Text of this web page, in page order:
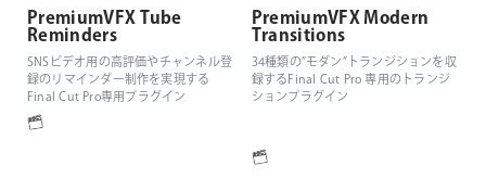
PremiumVFX Tube
Reminders
SNSビデオ用の高評価やチャンネル登
録のリマインダー制作を実現する
Final Cut Pro専用プラグイン
PremiumVFX Modern
Transitions
34種類の”モダン”トランジションを収
録するFinal Cut Pro 専用のトランジ
ションプラグイン